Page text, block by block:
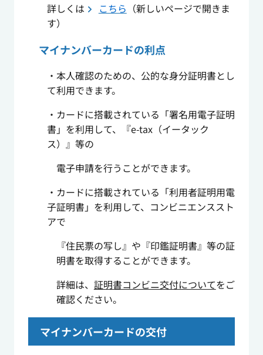
詳しくは
こちら （新しいページで開きま
す）
マイナンバーカードの利点
・本人確認のための、公的な身分証明書とし
て利用できます。
・カードに搭載されている「署名用電子証明
書」を利用して、『e-tax（イータック
ス）』等の
電子申請を行うことができます。
・カードに搭載されている「利用者証明用電
子証明書」を利用して、コンビニエンススト
アで
『住民票の写し』や『印鑑証明書』等の証
明書を取得することができます。
詳細は、 証明書コンビニ交付についてをご
確認ください。
マイナンバーカードの交付